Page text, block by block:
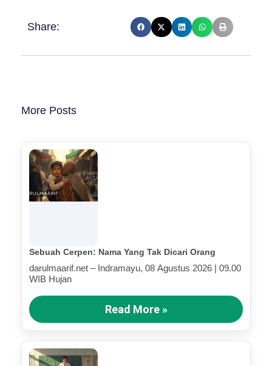
Share:
More Posts
Sebuah Cerpen: Nama Yang Tak Dicari Orang
darulmaarif.net – Indramayu, 08 Agustus 2026 | 09.00
WIB Hujan
Read More »